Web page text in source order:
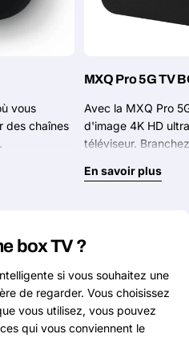
vous
des chaînes
MXQ Pro 5G TV
Avec la MXQ Pro
d'image 4K HD
téléviseur.
En savoir plus
box TV ?
si vous souhaitez une
de regarder. Vous choisissez
vous utilisez, vous pouvez
qui vous conviennent le